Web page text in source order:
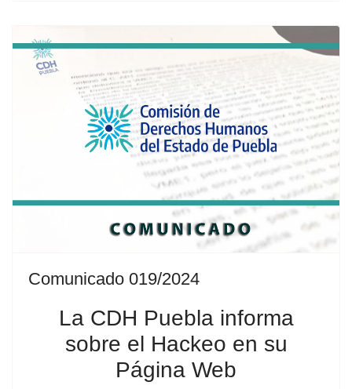
Comunicado 019/2024
La CDH Puebla informa
sobre el Hackeo en su
Página Web